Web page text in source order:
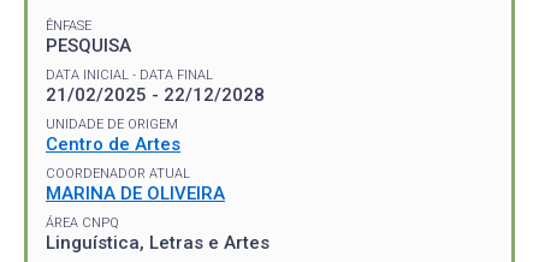
ÊNFASE
PESQUISA
DATA INICIAL - DATA FINAL
21/02/2025 - 22/12/2028
UNIDADE DE ORIGEM
Centro de Artes
COORDENADOR ATUAL
MARINA DE OLIVEIRA
ÁREA CNPQ
Linguística, Letras e Artes